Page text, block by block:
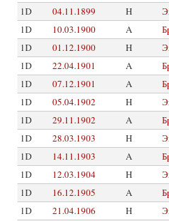
1D
04.11.1899 H
1D
10.03.1900 A
1D
01.12.1900 H
1D
22.04.1901 A
1D
07.12.1901 A
1D
05.04.1902 H
1D
29.11.1902 A
1D
28.03.1903 H
1D
14.11.1903 A
1D
12.03.1904 H
1D
16.12.1905 A
1D
21.04.1906 H